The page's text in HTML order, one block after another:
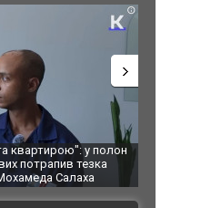
злива з градом та